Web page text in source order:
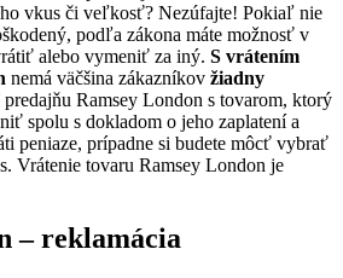
vkus či veľkosť? Nezúfajte! Pokiaľ nie
podľa zákona máte možnosť v
alebo vymeniť za iný. S vrátením
nemá väčšina zákazníkov žiadny
Ramsey London s tovarom, ktorý
spolu s dokladom o jeho zaplatení a
peniaze, prípadne si budete môcť vybrať
Vrátenie tovaru Ramsey London je
– reklamácia